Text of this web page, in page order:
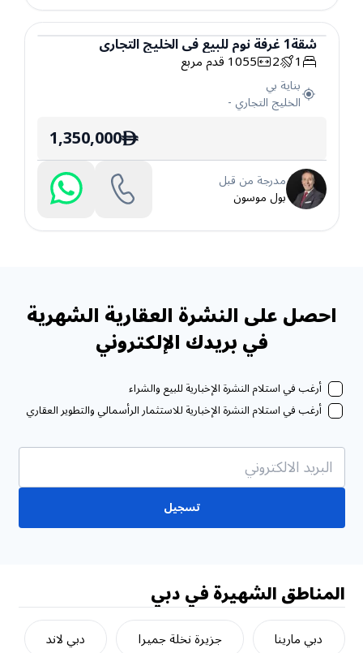
شقة
شقة1غرفة نومللبيعفيالخليج التجاري
1
2
1055قدم مربع
بناية بي
الخليج التجاري -
ê
1,350,000
مدرجة من قبل
بول موسون
احصل على النشرة العقارية الشهرية
في بريدك الإلكتروني
أرغب في استلام النشرة الإخبارية للبيع والشراء
أرغب في استلام النشرة الإخبارية للاستثمار الرأسمالي والتطوير العقاري
تسجيل
المناطق الشهيرة في دبي
دبي مارينا جزيرة نخلة جميرا دبي لاند